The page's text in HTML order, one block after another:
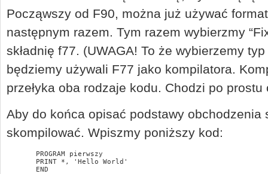
Począwszy od F90, można już używać
następnym razem. Tym razem wybierzmy
składnię f77. (UWAGA! To że wybierzemy
będziemy używali F77 jako kompilatora.
przełyka oba rodzaje kodu. Chodzi po
Aby do końca opisać podstawy
skompilować. Wpiszmy poniższy kod:
       PROGRAM pierwszy
       PRINT *, 'Hello World'
       END